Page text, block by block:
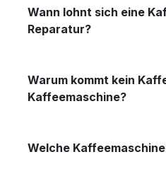
Wann lohnt sich eine
Reparatur?
Warum kommt kein
Kaffeemaschine?
Welche